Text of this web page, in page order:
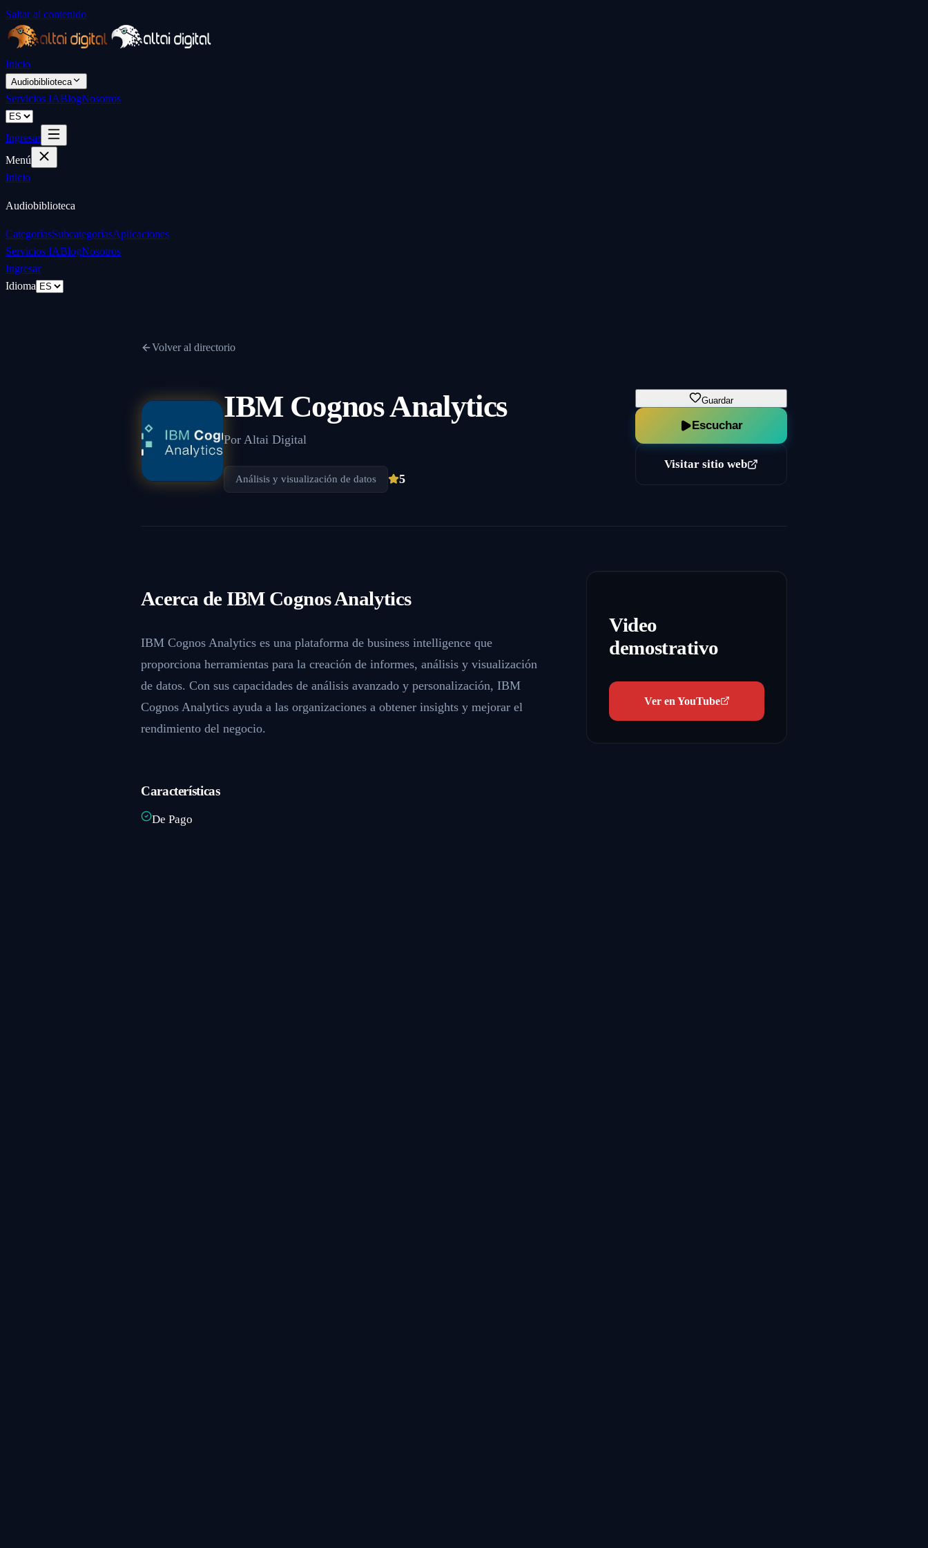
Saltar al contenido
Inicio
Audiobiblioteca
Servicios IABlogNosotros
Ingresar
Menú
Inicio
Audiobiblioteca
CategoríasSubcategoríasAplicaciones
Servicios IABlogNosotros
Ingresar
Idioma
Volver al directorio
IBM Cognos Analytics
Por Altai Digital
Análisis y visualización de datos 5
Guardar
Escuchar
Visitar sitio web
Acerca de IBM Cognos Analytics
IBM Cognos Analytics es una plataforma de business intelligence que
proporciona herramientas para la creación de informes, análisis y visualización
de datos. Con sus capacidades de análisis avanzado y personalización, IBM
Cognos Analytics ayuda a las organizaciones a obtener insights y mejorar el
rendimiento del negocio.
Características
De Pago
Video
demostrativo
Ver en YouTube